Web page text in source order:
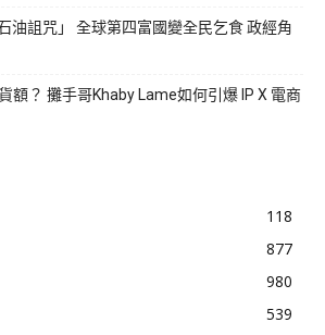
油詛咒」 全球第四富國變全民乞食 政經角
額？ 攤手哥Khaby Lame如何引爆 IP X 電商
118
877
980
539